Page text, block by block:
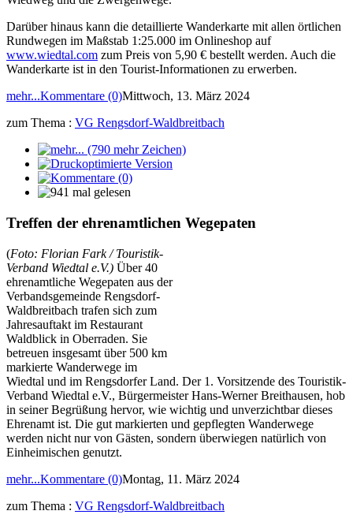
Darüber hinaus kann die detaillierte Wanderkarte mit allen örtlichen
Rundwegen im Maßstab 1:25.000 im Onlineshop auf
www.wiedtal.com zum Preis von 5,90 € bestellt werden. Auch die
Wanderkarte ist in den Tourist-Informationen zu erwerben.
mehr...Kommentare (0)Mittwoch, 13. März 2024
zum Thema : VG Rengsdorf-Waldbreitbach
Treffen der ehrenamtlichen Wegepaten
(Foto: Florian Fark / Touristik-
Verband Wiedtal e.V.) Über 40
ehrenamtliche Wegepaten aus der
Verbandsgemeinde Rengsdorf-
Waldbreitbach trafen sich zum
Jahresauftakt im Restaurant
Waldblick in Oberraden. Sie
betreuen insgesamt über 500 km
markierte Wanderwege im
Wiedtal und im Rengsdorfer Land. Der 1. Vorsitzende des Touristik-
Verband Wiedtal e.V., Bürgermeister Hans-Werner Breithausen, hob
in seiner Begrüßung hervor, wie wichtig und unverzichtbar dieses
Ehrenamt ist. Die gut markierten und gepflegten Wanderwege
werden nicht nur von Gästen, sondern überwiegen natürlich von
Einheimischen genutzt.
mehr...Kommentare (0)Montag, 11. März 2024
zum Thema : VG Rengsdorf-Waldbreitbach